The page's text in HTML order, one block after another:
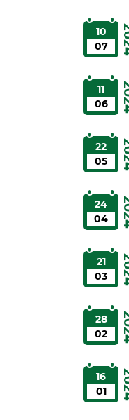
10
07
11
06
22
05
24
04
21
03
28
02
16
01